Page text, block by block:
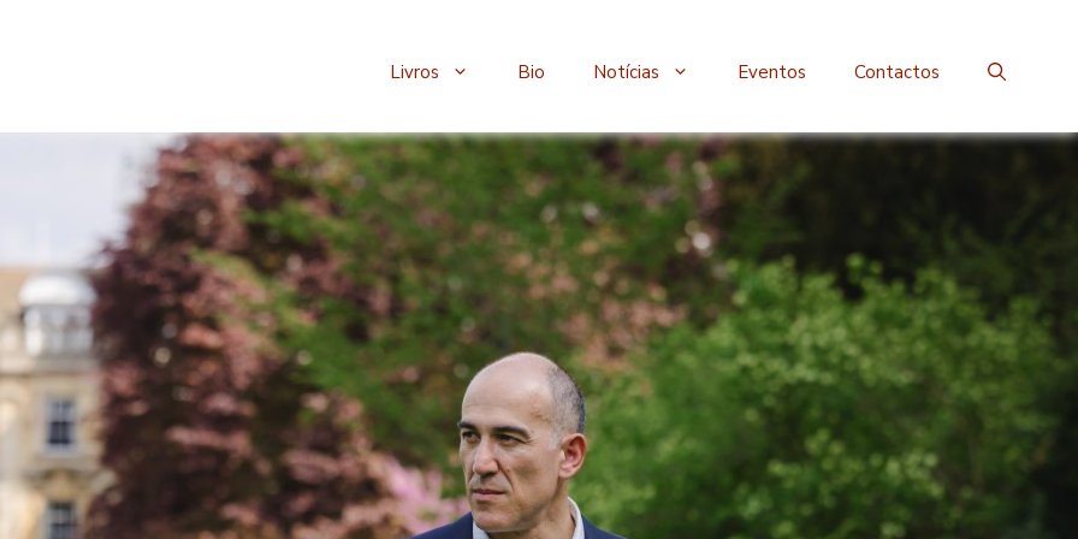
Livros Bio Notícias Eventos Contactos